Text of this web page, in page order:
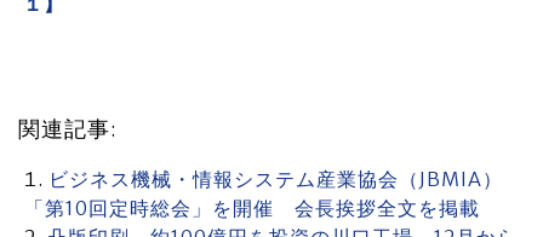
関連記事:
ビジネス機械・情報システム産業協会（JBMIA）
「第10回定時総会」を開催 会長挨拶全文を掲載